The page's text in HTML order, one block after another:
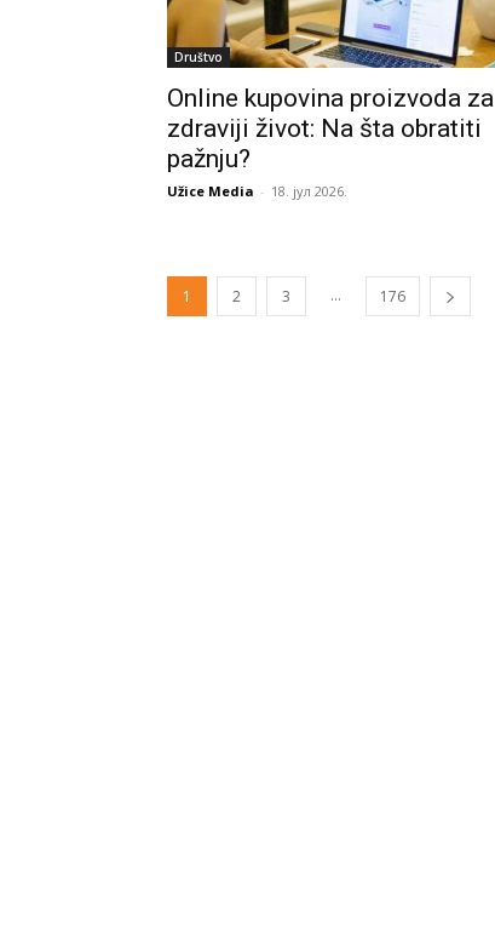
Društvo
Online kupovina proizvoda za
zdraviji život: Na šta obratiti
pažnju?
Užice Media - 18. јул 2026.
1 2 3 ... 176